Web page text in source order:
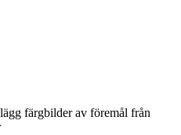
färgbilder av föremål från